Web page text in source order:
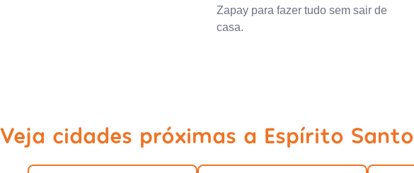
Zapay para fazer tudo sem sair de
casa.
Veja cidades próximas a Espírito